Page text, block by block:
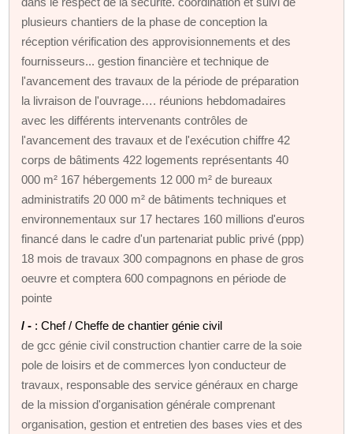
plusieurs chantiers de la phase de conception la
réception vérification des approvisionnements et des
fournisseurs... gestion financière et technique de
l'avancement des travaux de la période de préparation
la livraison de l'ouvrage…. réunions hebdomadaires
avec les différents intervenants contrôles de
l'avancement des travaux et de l'exécution chiffre 42
corps de bâtiments 422 logements représentants 40
000 m² 167 hébergements 12 000 m² de bureaux
administratifs 20 000 m² de bâtiments techniques et
environnementaux sur 17 hectares 160 millions d'euros
financé dans le cadre d'un partenariat public privé (ppp)
18 mois de travaux 300 compagnons en phase de gros
oeuvre et comptera 600 compagnons en période de
pointe
/ - : Chef / Cheffe de chantier génie civil
de gcc génie civil construction chantier carre de la soie
pole de loisirs et de commerces lyon conducteur de
travaux, responsable des service généraux en charge
de la mission d'organisation générale comprenant
organisation, gestion et entretien des bases vies et des